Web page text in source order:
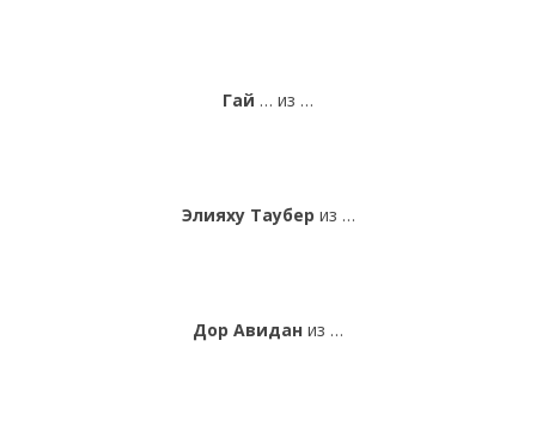
Гай … из …
Элияху Таубер из …
Дор Авидан из …